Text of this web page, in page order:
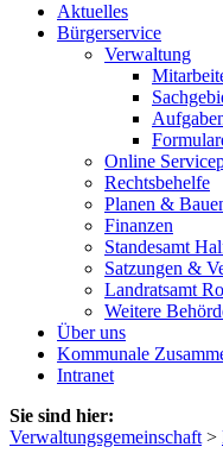
Aktuelles
Bürgerservice
Verwaltung
Online
Rechtsbehelfe
Planen &
Finanzen
Standesamt
Satzungen &
Landratsamt
Weitere
Über uns
Kommunale
Intranet
Sie sind hier:
Verwaltungsgemeinschaft >